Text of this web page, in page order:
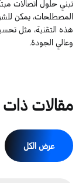
المصطلحات، يمكن
هذه التقنية، مثل
وعالي الجودة.
مقالات
عرض الكل